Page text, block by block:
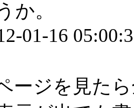
か。
01-16
ージを見た